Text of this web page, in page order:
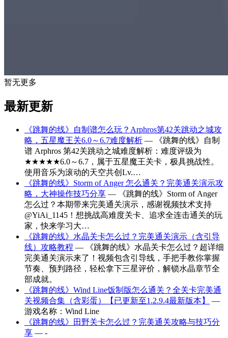
暂无更多
最新更新
《跳舞的线》自制谱怎么玩？Arphros第42关跳动之城攻
略，五星魔王关6.0～6.7难度解析 — 《跳舞的线》自制
谱 Arphros 第42关跳动之城难度解析：难度评级为
★★★★★6.0～6.7，属于五星魔王关卡，极具挑战性。
使用音乐为滚动的天空共创Lv.…
《跳舞的线》Storm of Anger 怎么通关？完美通关演示攻
略，大神操作技巧分享 — 《跳舞的线》Storm of Anger
怎么过？本期带来完美通关演示，感谢视频技术支持
@YiAi_1145！想挑战高难度关卡、追求全连击通关的玩
家，快来学习大…
《跳舞的线》水晶关卡怎么过？完美通关演示（含引导
线）攻略教程 — 《跳舞的线》水晶关卡怎么过？超详细
完美通关演示来了！视频包含引导线，手把手教你掌握
节奏、预判路径，轻松拿下三星评价，解锁水晶章节全
部成就。
《跳舞的线》Wind Line饭制版怎么通关？全关卡完美通
关视频合集（含彩蛋）【已更新至1.2.9.4最新版本】
—
游戏名称：Wind Line
《跳舞的线》田野关卡怎么过？完美通关攻略与技巧分
享 — -